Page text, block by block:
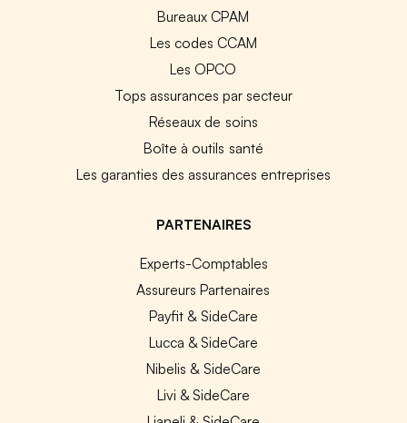
Bureaux CPAM
Les codes CCAM
Les OPCO
Tops assurances par secteur
Réseaux de soins
Boîte à outils santé
Les garanties des assurances entreprises
PARTENAIRES
Experts-Comptables
Assureurs Partenaires
Payfit & SideCare
Lucca & SideCare
Nibelis & SideCare
Livi & SideCare